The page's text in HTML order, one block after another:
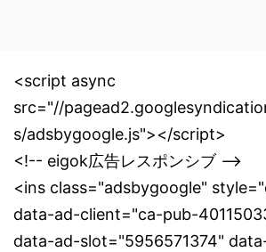
<script async
src="//
s/adsbygoogle.js"></script>
<!-- eigok広告レスポンシブ -->
<ins class="adsbygoogle"
data-ad-client="ca-pub-
data-ad-slot="5956571374"